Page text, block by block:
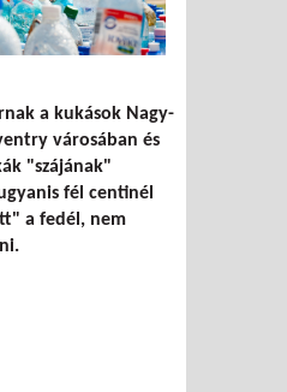
a kukások Nagy-
városában és
"szájának"
fél centinél
a fedél, nem